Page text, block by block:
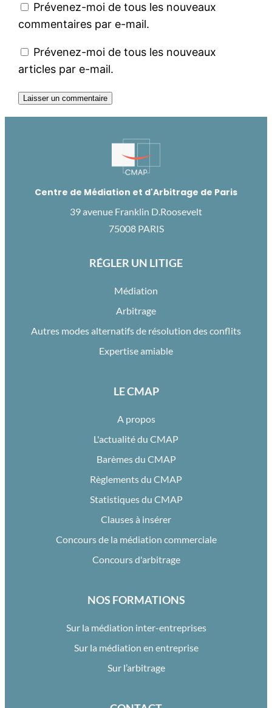
Prévenez-moi de tous les nouveaux
commentaires par e-mail.
Prévenez-moi de tous les nouveaux
articles par e-mail.
Centre de Médiation et d'Arbitrage de Paris
39 avenue Franklin D.Roosevelt
75008 PARIS
RÉGLER UN LITIGE
Médiation
Arbitrage
Autres modes alternatifs de résolution des conflits
Expertise amiable
LE CMAP
A propos
L'actualité du CMAP
Barèmes du CMAP
Règlements du CMAP
Statistiques du CMAP
Clauses à insérer
Concours de la médiation commerciale
Concours d'arbitrage
NOS FORMATIONS
Sur la médiation inter-entreprises
Sur la médiation en entreprise
Sur l’arbitrage